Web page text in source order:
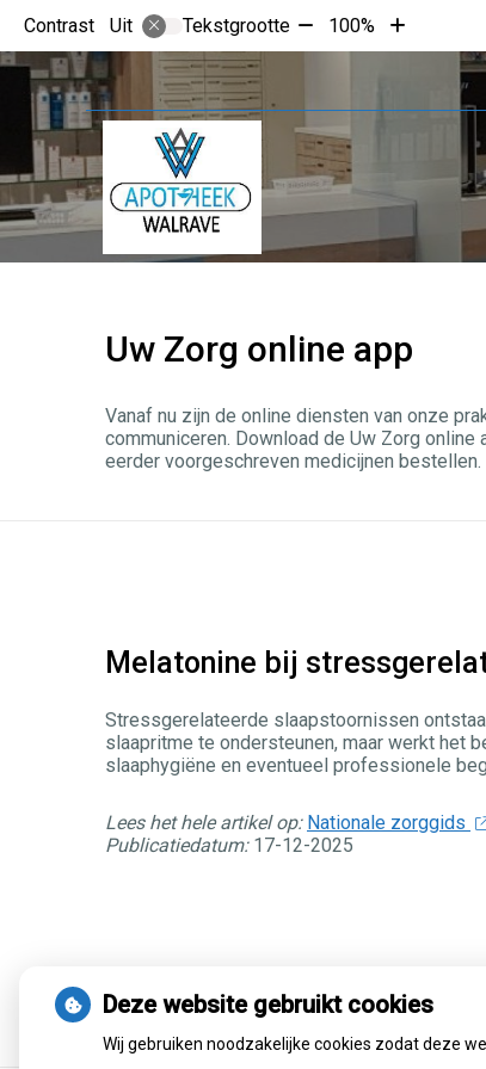
Contrast Uit Tekstgrootte Tekst
verkleinen
100%
Tekst
vergroten
Uw Zorg online app
Vanaf nu zijn de online diensten van onze
communiceren. Download de Uw Zorg
eerder voorgeschreven medicijnen bestellen.
Melatonine bij
Stressgerelateerde slaapstoornissen
slaapritme te ondersteunen, maar werkt het
slaaphygiëne en eventueel professionele
Lees het hele artikel op: Nationale zorggids
Publicatiedatum: 17-12-2025
Terug naar overzicht
Deze website gebruikt cookies
Wij gebruiken noodzakelijke cookies zodat deze